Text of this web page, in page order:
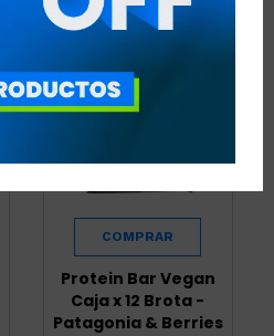
Protein Bar Vegan
Caja x 12 Brota -
Patagonia & Berries